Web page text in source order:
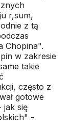
r,sum,
z tą
Chopina".
w zakresie
takie
często z
gotowe
jak się
-